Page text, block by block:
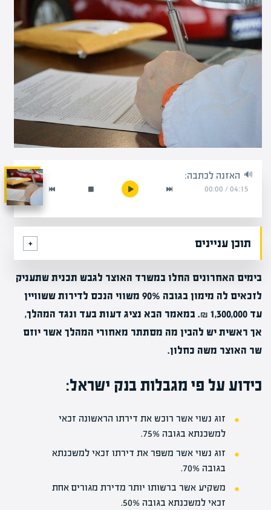
האזנה לכתבה:
04:15
/
00:00
תוכן עניינים
בימים האחרונים החלו במשרד האוצר לגבש תכנית שתעניק
לזכאים לה מימון בגובה 90% משווי הנכס לדירות ששוויין
עד 1,300,000 ₪. במאמר הבא נציג דעות בעד ונגד המהלך,
אך ראשית יש להבין מה מסתתר מאחורי המהלך אשר יוזם
שר האוצר משה כחלון.
כידוע על פי מגבלות בנק ישראל:
זוג נשוי אשר רוכש את דירתו הראשונה זכאי
למשכנתא בגובה 75%.
זוג נשוי אשר משפר את דירתו זכאי למשכנתא
בגובה 70%.
משקיע אשר ברשותו יותר מדירת מגורים אחת
זכאי למשכנתא בגובה 50%.